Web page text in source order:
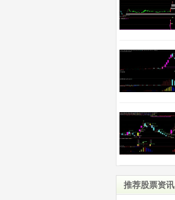
推荐股票资讯